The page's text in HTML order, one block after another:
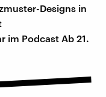
Designs in
im Podcast Ab 21.